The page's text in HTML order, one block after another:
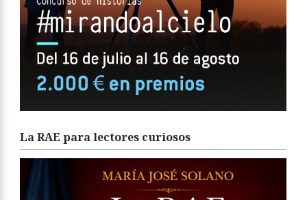
La RAE para lectores curiosos